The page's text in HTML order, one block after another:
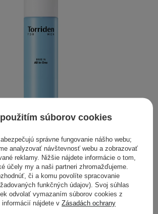
In For Men All In One - Hydratačná
pre mužskú pokožku - 200g
18,10 €
súborov cookies
správne fungovanie nášho webu;
analyzovať návštevnosť webu a zobrazovať
reklamy. Nižšie nájdete informácie o tom,
účely my a naši partneri zhromažďujeme.
či a komu povolíte spracovanie
funkčných údajov). Svoj súhlas
odvolať vymazaním súborov cookies z
informácií nájdete v Zásadách ochrany